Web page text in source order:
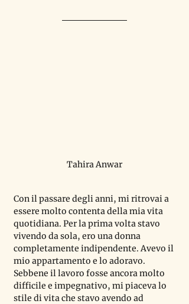
Tahira Anwar
Con il passare degli anni, mi ritrovai a
essere molto contenta della mia vita
quotidiana. Per la prima volta stavo
vivendo da sola, ero una donna
completamente indipendente. Avevo il
mio appartamento e lo adoravo.
Sebbene il lavoro fosse ancora molto
difficile e impegnativo, mi piaceva lo
stile di vita che stavo avendo ad